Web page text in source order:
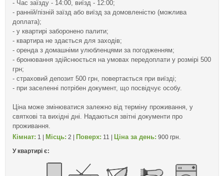
- Час заїзду - 14:00, виїзд - 12:00;
- ранній/пізній заїзд або виїзд за домовленістю (можлива
доплата);
- у квартирі заборонено палити;
- квартира не здається для заходів;
- оренда з домашніми улюбленцями за погодженням;
- бронювання здійснюється на умовах передоплати у розмірі 500
грн;
- страховий депозит 500 грн, повертається при виїзді;
- при заселенні потрібен документ, що посвідчує особу.
Ціна може змінюватися залежно від терміну проживання, у
святкові та вихідні дні. Надаються звітні документи про
проживання.
Кімнат: 1 | Місць: 2 | Поверх: 11 | Ціна за день: 900 грн.
У квартирі є: